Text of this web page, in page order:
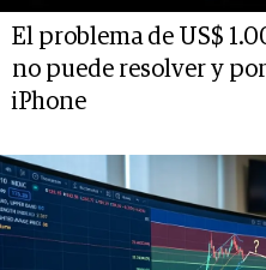
El problema de US$
no puede resolver y
iPhone